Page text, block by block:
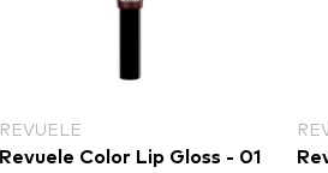
REVUELE
Revuele Color Lip Gloss - 01